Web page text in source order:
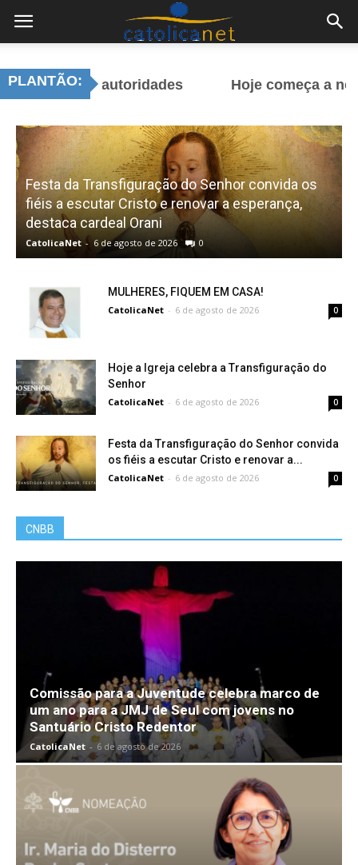
PLANTÃO:
autoridades Hoje começa a novena pela
Festa da Transfiguração do Senhor convida os
fiéis a escutar Cristo e renovar a esperança,
destaca cardeal Orani
CatolicaNet - 6 de agosto de 2026 0
MULHERES, FIQUEM EM CASA!
CatolicaNet - 6 de agosto de 2026 0
Hoje a Igreja celebra a Transfiguração do
Senhor
CatolicaNet - 6 de agosto de 2026 0
Festa da Transfiguração do Senhor convida
os fiéis a escutar Cristo e renovar a...
CatolicaNet - 6 de agosto de 2026 0
CNBB
Comissão para a Juventude celebra marco de
um ano para a JMJ de Seul com jovens no
Santuário Cristo Redentor
CatolicaNet - 6 de agosto de 2026